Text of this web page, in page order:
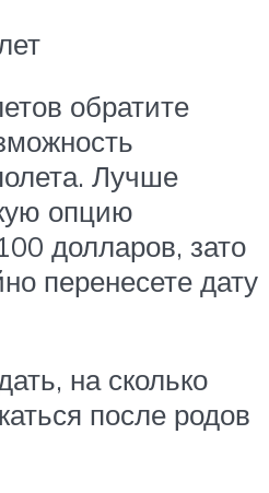
обратите
Лучше
опцию
долларов, зато
перенесете дату
на сколько
после родов